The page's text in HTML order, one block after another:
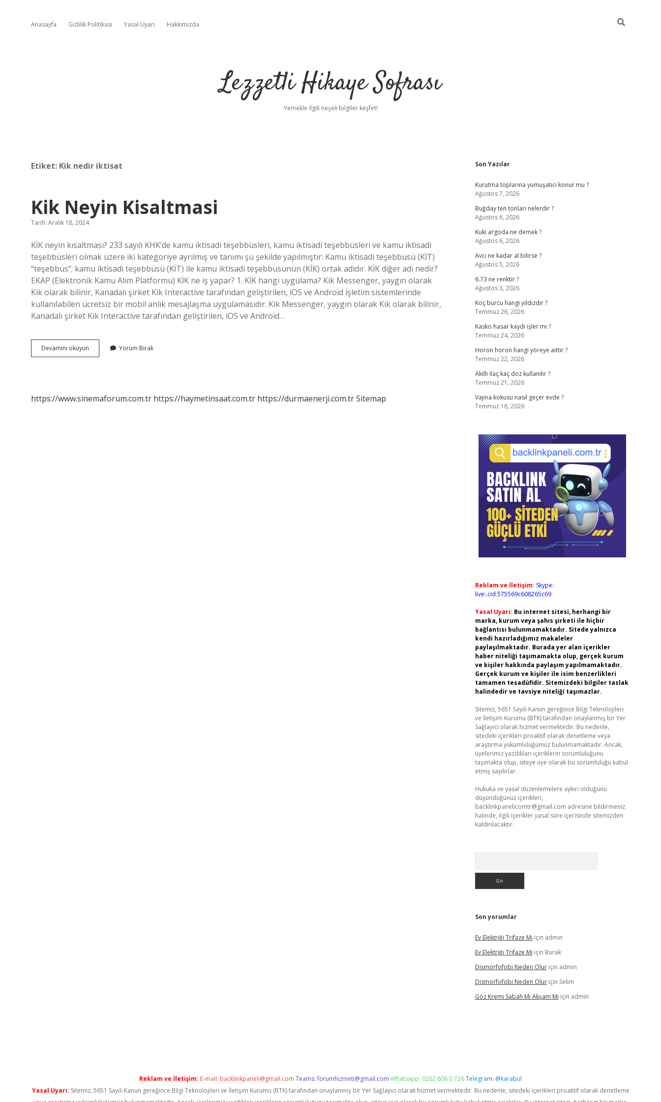
Anasayfa Gizlilik Politikası Yasal Uyarı Hakkımızda
Lezzetli Hikaye Sofrası
Yemekle ilgili neşeli bilgiler keşfet!
Etiket: Kik nedir iktisat
Kik Neyin Kisaltmasi
Tarih: Aralık 18, 2024
KİK neyin kısaltması? 233 sayılı KHK’de kamu iktisadi teşebbüsleri, kamu iktisadi teşebbüsleri ve kamu iktisadi
teşebbüsleri olmak üzere iki kategoriye ayrılmış ve tanımı şu şekilde yapılmıştır: Kamu iktisadi teşebbüsü (KİT)
“teşebbüs”; kamu iktisadi teşebbüsü (KİT) ile kamu iktisadi teşebbüsünün (KİK) ortak adıdır. KİK diğer adı nedir?
EKAP (Elektronik Kamu Alım Platformu) KİK ne iş yapar? 1. KİK hangi uygulama? Kik Messenger, yaygın olarak
Kik olarak bilinir, Kanadalı şirket Kik Interactive tarafından geliştirilen, iOS ve Android işletim sistemlerinde
kullanılabilen ücretsiz bir mobil anlık mesajlaşma uygulamasıdır. Kik Messenger, yaygın olarak Kik olarak bilinir,
Kanadalı şirket Kik Interactive tarafından geliştirilen, iOS ve Android…
Devamını okuyun
Neyin
Yorum Bırak
https://www.sinemaforum.com.tr https://haymetinsaat.com.tr https://durmaenerji.com.trSitemap
Sidebar
Son Yazılar
Kurutma toplarına yumuşatıcı konur mu ?
Ağustos 7, 2026
Buğday ten tonları nelerdir ?
Ağustos 6, 2026
Kuki argoda ne demek ?
Ağustos 6, 2026
Avcı ne kadar al bilirse ?
Ağustos 5, 2026
6.73 ne renktir ?
Ağustos 3, 2026
Koç burcu hangi yıldızdır ?
Temmuz 26, 2026
Kasko hasar kaydı işler mi ?
Temmuz 24, 2026
Horon horon hangi yöreye aittir ?
Temmuz 22, 2026
Akıllı ilaç kaç doz kullanılır ?
Temmuz 21, 2026
Vajina kokusu nasıl geçer evde ?
Temmuz 18, 2026
Reklam ve İletişim: Skype:
live:.cid.575569c608265c69
Yasal Uyarı: Bu internet sitesi, herhangi bir
marka, kurum veya şahıs şirketi ile hiçbir
bağlantısı bulunmamaktadır. Sitede yalnızca
kendi hazırladığımız makaleler
paylaşılmaktadır. Burada yer alan içerikler
haber niteliği taşımamakta olup, gerçek kurum
ve kişiler hakkında paylaşım yapılmamaktadır.
Gerçek kurum ve kişiler ile isim benzerlikleri
tamamen tesadüfidir. Sitemizdeki bilgiler taslak
halindedir ve tavsiye niteliği taşımazlar.
Sitemiz, 5651 Sayılı Kanun gereğince Bilgi Teknolojileri
ve İletişim Kurumu (BTK) tarafından onaylanmış bir Yer
Sağlayıcı olarak hizmet vermektedir. Bu nedenle,
sitedeki içerikleri proaktif olarak denetleme veya
araştırma yükümlülüğümüz bulunmamaktadır. Ancak,
üyelerimiz yazdıkları içeriklerin sorumluluğunu
taşımakta olup, siteye üye olarak bu sorumluluğu kabul
etmiş sayılırlar.
Hukuka ve yasal düzenlemelere aykırı olduğunu
düşündüğünüz içerikleri,
backlinkpanelicomtr@gmail.com adresine bildirmeniz
halinde, ilgili içerikler yasal süre içerisinde sitemizden
kaldırılacaktır.
Son yorumlar
Ev Elektriği Trifaze Mi için admin
Ev Elektriği Trifaze Mi için Burak
Dismorfofobi Neden Oluriçin admin
Dismorfofobi Neden Oluriçin Selim
Göz Kremi Sabah Mı Akşam Mı için admin
Reklam ve İletişim: E-mail: backlinkpaneli@gmail.com Teams:forumhizmeti@gmail.com Whatsapp: 0262 606 0 726Telegram: @karabul
Yasal Uyarı: Sitemiz, 5651 Sayılı Kanun gereğince Bilgi Teknolojileri ve İletişim Kurumu (BTK) tarafından onaylanmış bir Yer Sağlayıcı olarak hizmet vermektedir. Bu nedenle, sitedeki içerikleri proaktif olarak denetleme